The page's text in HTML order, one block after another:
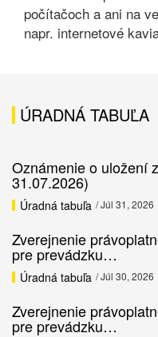
počítačoch a ani na
napr. internetové
ÚRADNÁ TABUĽA
Oznámenie o uložení
31.07.2026)
Úradná tabuľa / Júl 31, 2026
Zverejnenie
pre prevádzku…
Úradná tabuľa / Júl 30, 2026
Zverejnenie
pre prevádzku…